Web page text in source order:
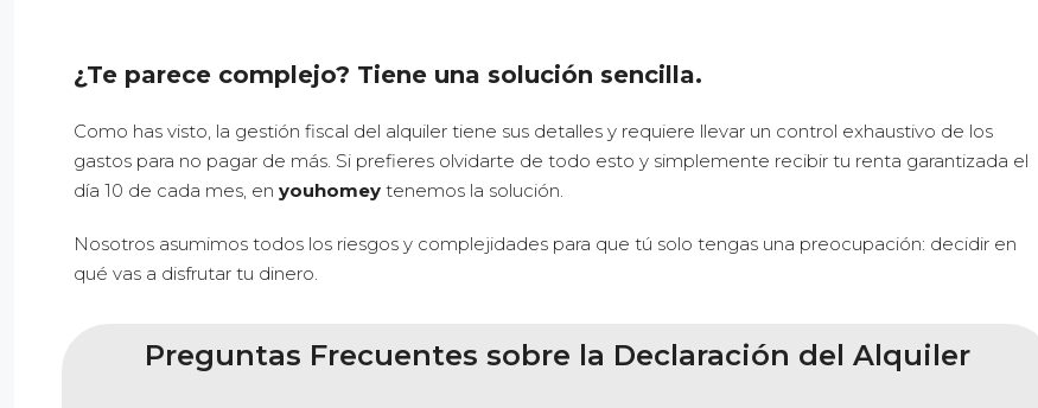
¿Te parece complejo? Tiene una solución sencilla.
Como has visto, la gestión fiscal del alquiler tiene sus detalles y requiere llevar un control exhaustivo de los
gastos para no pagar de más. Si prefieres olvidarte de todo esto y simplemente recibir tu renta garantizada el
día 10 de cada mes, en youhomey tenemos la solución.
Nosotros asumimos todos los riesgos y complejidades para que tú solo tengas una preocupación: decidir en
qué vas a disfrutar tu dinero.
Preguntas Frecuentes sobre la Declaración del Alquiler